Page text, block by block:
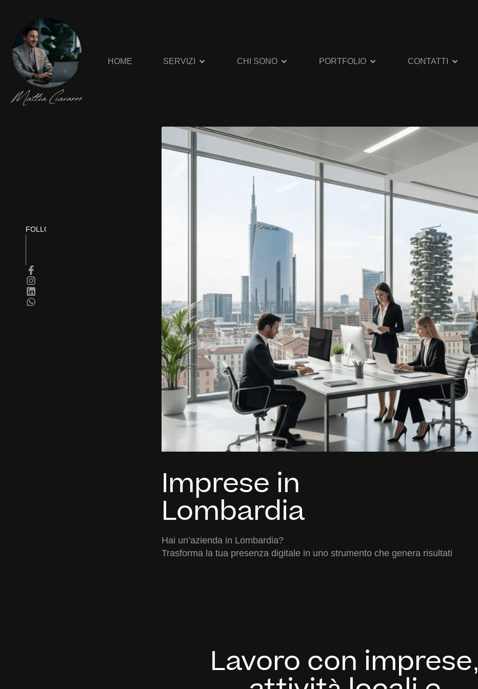
HOME SERVIZI CHI SONO PORTFOLIO CONTATTI
FOLLOW
Imprese in
Lombardia
Hai un’azienda in Lombardia?
Trasforma la tua presenza digitale in uno strumento che genera risultati
Lavoro con imprese,